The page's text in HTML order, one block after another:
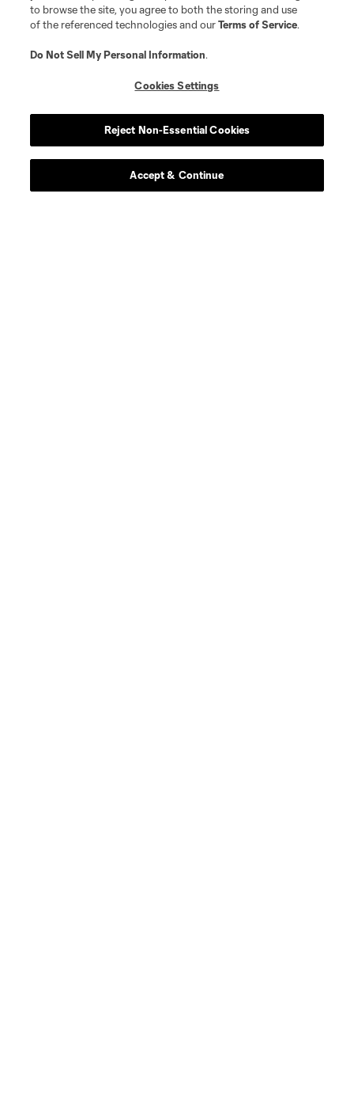
to browse the site, you agree to both the storing and use
of the referenced technologies and ourTerms of Service.
Do Not Sell My Personal Information.
Cookies Settings
Reject Non-Essential Cookies
Accept & Continue